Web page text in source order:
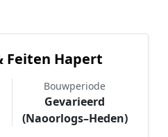
Feiten Hapert
Bouwperiode
Gevarieerd
(Naoorlogs–Heden)